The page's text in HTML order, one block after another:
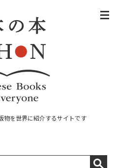
物を世界に紹介するサイトです